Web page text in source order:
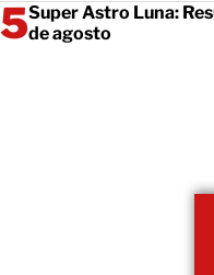
Super Astro Luna:
de agosto